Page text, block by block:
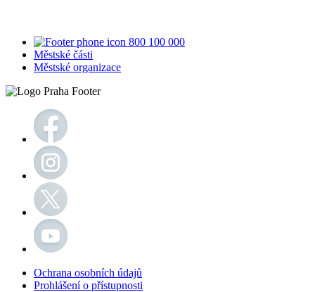
800 100 000
Městské části
Městské organizace
Ochrana osobních údajů
Prohlášení o přístupnosti